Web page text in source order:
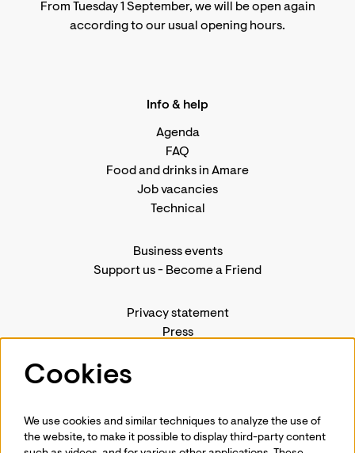
From Tuesday 1 September, we will be open again
according to our usual opening hours.
Info & help
Agenda
FAQ
Food and drinks in Amare
Job vacancies
Technical
Business events
Support us- Become a Friend
Privacy statement
Press
Follow us
Cookies
We use cookies and similar techniques to analyze the use of
the website, to make it possible to display third-party content